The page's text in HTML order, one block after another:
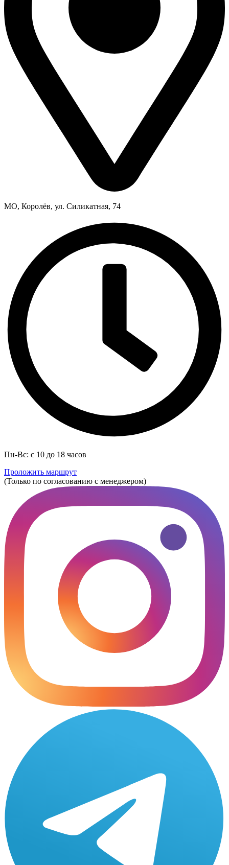
МО, Королёв, ул. Силикатная, 74
Пн-Вс: с 10 до 18 часов
Проложить маршрут
(Только по согласованию с менеджером)